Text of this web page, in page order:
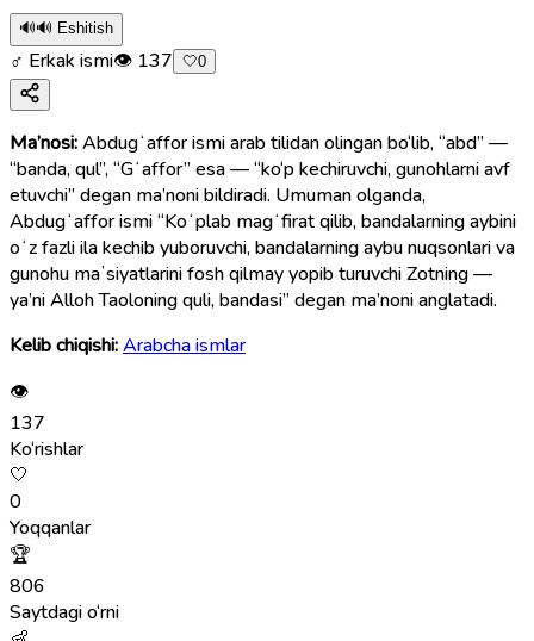
🔊🔊 Eshitish
♂ Erkak ismi👁 137 🤍0
Ma’nosi:Abdugʻaffor ismi arab tilidan olingan bo‘lib, “abd” —
“banda, qul”, “Gʻaffor” esa — “ko‘p kechiruvchi, gunohlarni avf
etuvchi” degan ma’noni bildiradi. Umuman olganda,
Abdugʻaffor ismi “Koʻplab magʻfirat qilib, bandalarning aybini
oʻz fazli ila kechib yuboruvchi, bandalarning aybu nuqsonlari va
gunohu maʼsiyatlarini fosh qilmay yopib turuvchi Zotning —
ya’ni Alloh Taoloning quli, bandasi” degan ma’noni anglatadi.
Kelib chiqishi:Arabcha ismlar
👁
137
Ko‘rishlar
🤍
0
Yoqqanlar
🏆
806
Saytdagi o‘rni